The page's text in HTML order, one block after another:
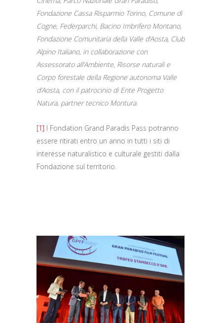
Fondazione Cassa Risparmio Torino, Comune di
Cogne, Federparchi, Bacino Imbrifero Montano,
Fondazione Comunitaria della Valle d’Aosta, Club
Alpino Italiano, in collaborazione con
Assessorato all’Ambiente, Risorse naturali e
Corpo forestale della Regione autonoma Valle
d’Aosta, con il patrocinio di Ente Progetto
Natura, partner tecnico Montura.
[1] I Fondation Grand Paradis Pass potranno
essere ritirati entro un anno in tutti i siti di
interesse naturalistico e culturale gestiti dalla
Fondazione sul territorio.